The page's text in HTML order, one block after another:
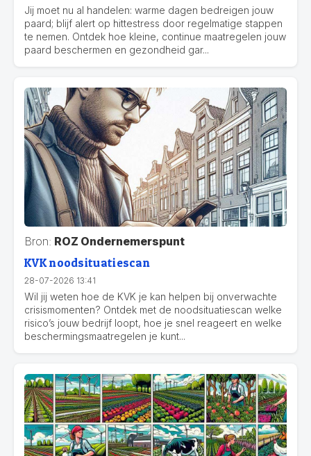
Jij moet nu al handelen: warme dagen bedreigen jouw
paard; blijf alert op hittestress door regelmatige stappen
te nemen. Ontdek hoe kleine, continue maatregelen jouw
paard beschermen en gezondheid gar...
Bron: ROZ Ondernemerspunt
KVK noodsituatiescan
28-07-2026 13:41
Wil jij weten hoe de KVK je kan helpen bij onverwachte
crisismomenten? Ontdek met de noodsituatiescan welke
risico’s jouw bedrijf loopt, hoe je snel reageert en welke
beschermingsmaatregelen je kunt...